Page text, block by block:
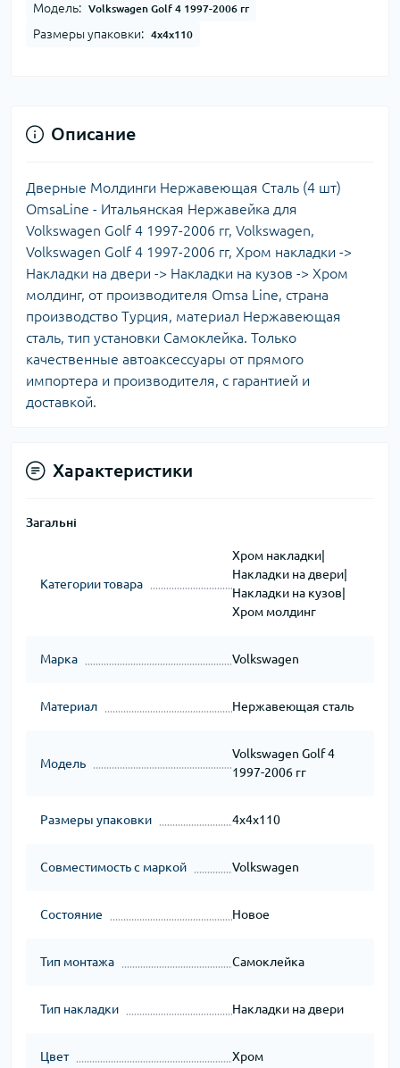
Модель: Volkswagen Golf 4 1997-2006 гг
Размеры упаковки: 4x4x110
Описание
Дверные Молдинги Нержавеющая Сталь (4 шт)
OmsaLine - Итальянская Нержавейка для
Volkswagen Golf 4 1997-2006 гг, Volkswagen,
Volkswagen Golf 4 1997-2006 гг, Хром накладки ->
Накладки на двери -> Накладки на кузов -> Хром
молдинг, от производителя Omsa Line, страна
производство Турция, материал Нержавеющая
сталь, тип установки Самоклейка. Только
качественные автоаксессуары от прямого
импортера и производителя, с гарантией и
доставкой.
Характеристики
Загальні
Категории товара
Хром накладки|
Накладки на двери|
Накладки на кузов|
Хром молдинг
Марка Volkswagen
Материал Нержавеющая сталь
Модель
Volkswagen Golf 4
1997-2006 гг
Размеры упаковки 4x4x110
Совместимость с маркой Volkswagen
Состояние Новое
Тип монтажа Самоклейка
Тип накладки Накладки на двери
Цвет Хром